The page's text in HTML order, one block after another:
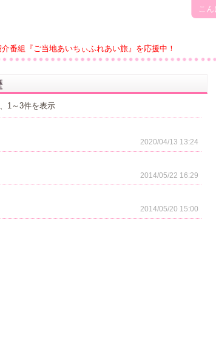
番組『ご当地あいちぃふれあい旅』を応援中！
こ
1～3件を表示
2020/04/13 13:24
2014/05/22 16:29
2014/05/20 15:00